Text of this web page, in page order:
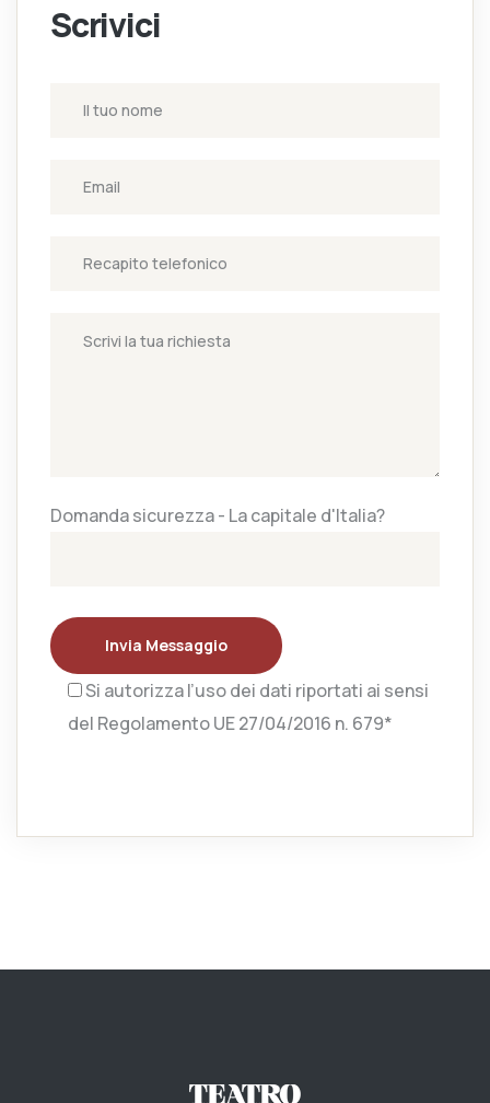
Scrivici
Domanda sicurezza - La capitale d'Italia?
Invia Messaggio
Si autorizza l’uso dei dati riportati ai sensi
del Regolamento UE 27/04/2016 n. 679*